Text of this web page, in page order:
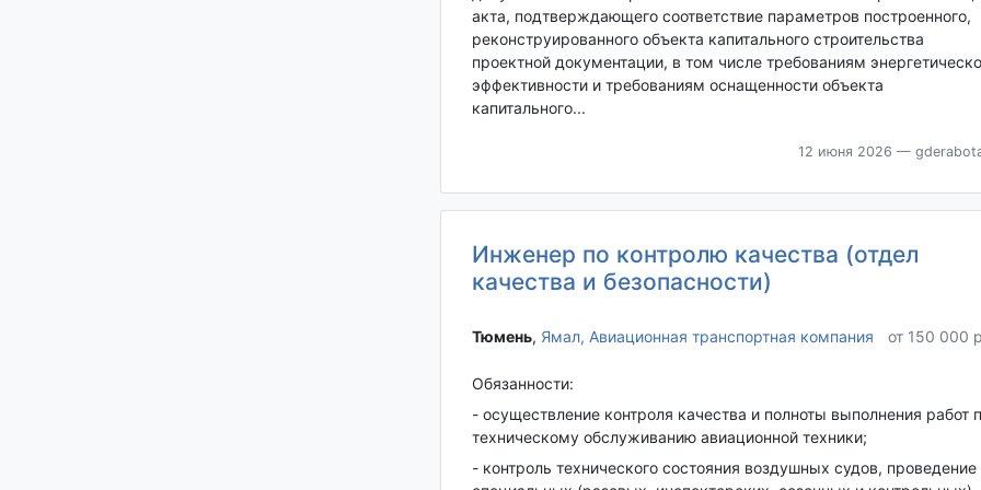
акта, подтверждающего соответствие параметров построенного,
реконструированного объекта капитального строительства
проектной документации, в том числе требованиям
эффективности и требованиям оснащенности объекта
капитального...
12 июня 2026 —
Инженер по контролю качества (отдел
качества и безопасности)
Тюмень‎, Ямал, Авиационная транспортная компания от 150 000
Обязанности:
- осуществление контроля качества и полноты выполнения работ
техническому обслуживанию авиационной техники;
- контроль технического состояния воздушных судов, проведение